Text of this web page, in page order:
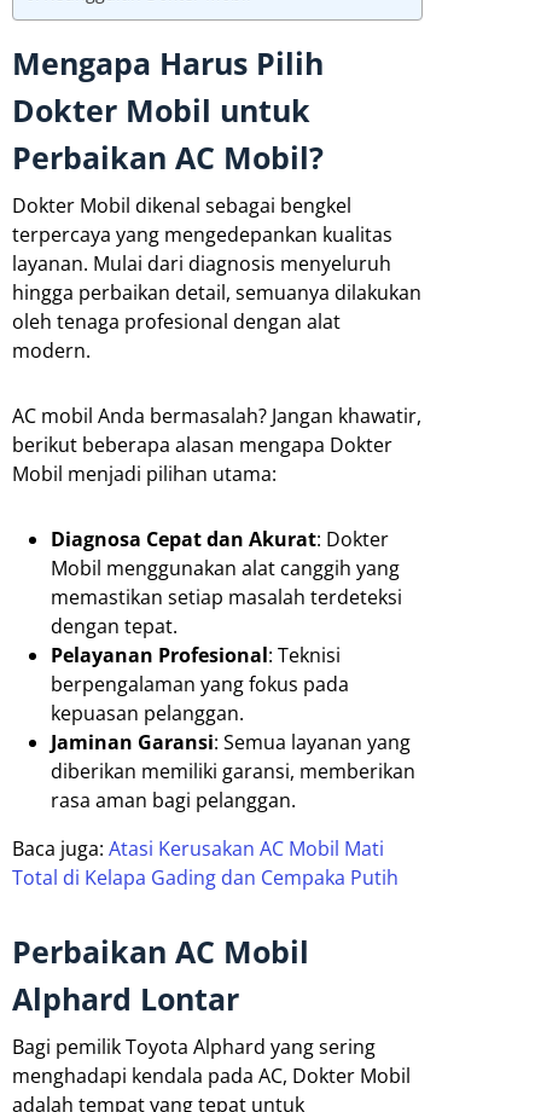
Mengapa Harus Pilih
Dokter Mobil untuk
Perbaikan AC Mobil?
Dokter Mobil dikenal sebagai bengkel
terpercaya yang mengedepankan kualitas
layanan. Mulai dari diagnosis menyeluruh
hingga perbaikan detail, semuanya dilakukan
oleh tenaga profesional dengan alat
modern.
AC mobil Anda bermasalah? Jangan khawatir,
berikut beberapa alasan mengapa Dokter
Mobil menjadi pilihan utama:
Diagnosa Cepat dan Akurat: Dokter
Mobil menggunakan alat canggih yang
memastikan setiap masalah terdeteksi
dengan tepat.
Pelayanan Profesional: Teknisi
berpengalaman yang fokus pada
kepuasan pelanggan.
Jaminan Garansi: Semua layanan yang
diberikan memiliki garansi, memberikan
rasa aman bagi pelanggan.
Baca juga: Atasi Kerusakan AC Mobil Mati
Total di Kelapa Gading dan Cempaka Putih
Perbaikan AC Mobil
Alphard Lontar
Bagi pemilik Toyota Alphard yang sering
menghadapi kendala pada AC, Dokter Mobil
adalah tempat yang tepat untuk